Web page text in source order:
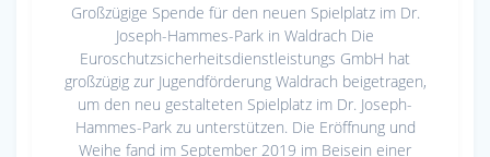
Großzügige Spende für den neuen Spielplatz im Dr.
Joseph-Hammes-Park in Waldrach Die
Euroschutzsicherheitsdienstleistungs GmbH hat
großzügig zur Jugendförderung Waldrach beigetragen,
um den neu gestalteten Spielplatz im Dr. Joseph-
Hammes-Park zu unterstützen. Die Eröffnung und
Weihe fand im September 2019 im Beisein einer